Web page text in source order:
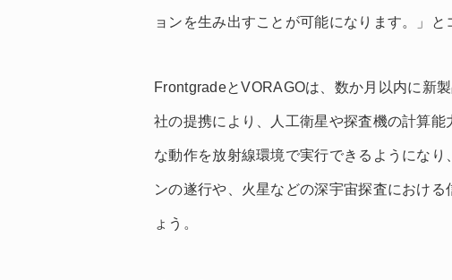
ョンを生み出すことが可能になります。」と
FrontgradeとVORAGOは、数か月以内に新
社の提携により、人工衛星や探査機の計算
な動作を放射線環境で実行できるようにな
ンの遂行や、火星などの深宇宙探査におけ
ょう。